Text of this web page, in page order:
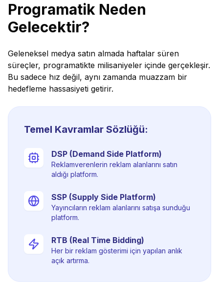
Programatik Neden
Gelecektir?
Geleneksel medya satın almada haftalar süren
süreçler, programatikte milisaniyeler içinde gerçekleşir.
Bu sadece hız değil, aynı zamanda muazzam bir
hedefleme hassasiyeti getirir.
Temel Kavramlar Sözlüğü:
DSP (Demand Side Platform)
Reklamverenlerin reklam alanlarını satın
aldığı platform.
SSP (Supply Side Platform)
Yayıncıların reklam alanlarını satışa sunduğu
platform.
RTB (Real Time Bidding)
Her bir reklam gösterimi için yapılan anlık
açık artırma.